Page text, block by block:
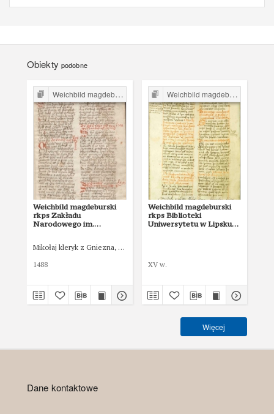
Obiekty podobne
Weichbild magdeburski w Polsce
Weichbild magdeburski
rkps Zakładu
Narodowego im.
Mikołaj kleryk z Gniezna, notariusz publiczny
1488
Weichbild magdeburski w Polsce
Weichbild magdeburski
rkps Biblioteki
Uniwersytetu w Lipsku
XV w.
Więcej
Dane kontaktowe